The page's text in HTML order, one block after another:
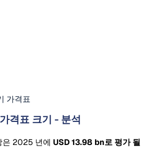
가격표
격표 크기 - 분석
은 2025 년에 USD 13.98 bn로 평가